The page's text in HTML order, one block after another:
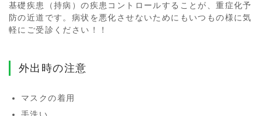
基礎疾患（持病）の疾患コントロールすることが、重症化予
防の近道です。病状を悪化させないためにもいつもの様に気
軽にご受診ください！！
外出時の注意
マスクの着用